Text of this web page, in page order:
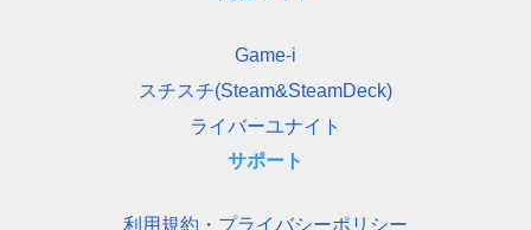
Game-i
スチスチ(Steam&SteamDeck)
ライバーユナイト
サポート
利用規約・プライバシーポリシー